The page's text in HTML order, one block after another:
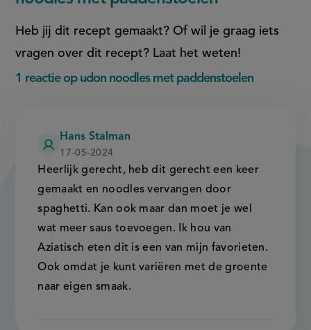
Heb jij dit recept gemaakt? Of wil je graag iets
vragen over dit recept? Laat het weten!
1 reactie op udon noodles met paddenstoelen
Heerlijk gerecht, heb dit gerecht een keer
gemaakt en noodles vervangen door
spaghetti. Kan ook maar dan moet je wel
wat meer saus toevoegen. Ik hou van
Aziatisch eten dit is een van mijn favorieten.
Ook omdat je kunt variëren met de groente
naar eigen smaak.
Hans Stalman
17-05-2024